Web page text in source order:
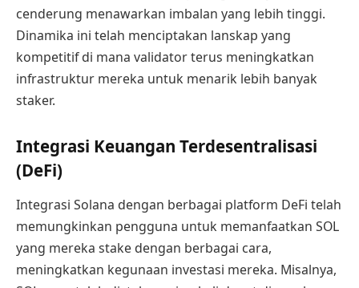
cenderung menawarkan imbalan yang lebih tinggi.
Dinamika ini telah menciptakan lanskap yang
kompetitif di mana validator terus meningkatkan
infrastruktur mereka untuk menarik lebih banyak
staker.
Integrasi Keuangan Terdesentralisasi
(DeFi)
Integrasi Solana dengan berbagai platform DeFi telah
memungkinkan pengguna untuk memanfaatkan SOL
yang mereka stake dengan berbagai cara,
meningkatkan kegunaan investasi mereka. Misalnya,